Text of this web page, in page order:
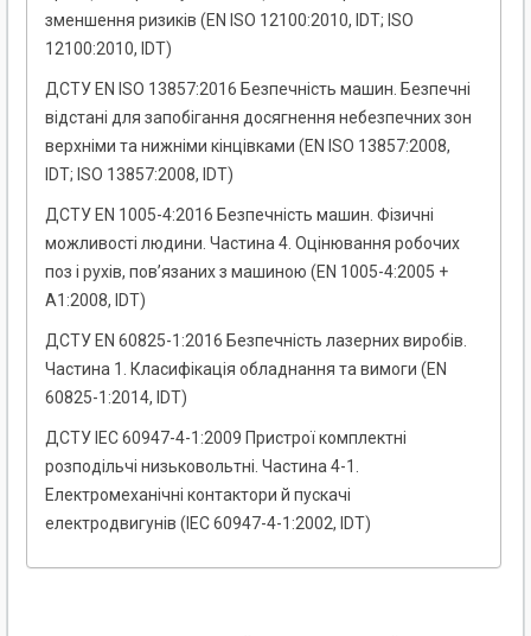
зменшення ризиків (EN ISO 12100:2010, IDT; ISO
12100:2010, IDT)
ДСТУ EN ISO 13857:2016 Безпечність машин. Безпечні
відстані для запобігання досягнення небезпечних зон
верхніми та нижніми кінцівками (EN ISO 13857:2008,
IDT; ISO 13857:2008, IDT)
ДСТУ EN 1005-4:2016 Безпечність машин. Фізичні
можливості людини. Частина 4. Оцінювання робочих
поз і рухів, пов’язаних з машиною (EN 1005-4:2005 +
А1:2008, IDT)
ДСТУ EN 60825-1:2016 Безпечність лазерних виробів.
Частина 1. Класифікація обладнання та вимоги (EN
60825-1:2014, IDT)
ДСТУ IEC 60947-4-1:2009 Пристрої комплектні
розподільчі низьковольтні. Частина 4-1.
Електромеханічні контактори й пускачі
електродвигунів (IЕС 60947-4-1:2002, IDT)